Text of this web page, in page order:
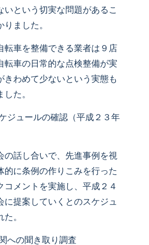
いという切実な問題があるこ
ました。
車を整備できる業者は９店
転車の日常的な点検整備が実
きわめて少ないという実態も
た。
ジュールの確認（平成２３年
話し合いで、先進事例を視
的に条例の作りこみを行った
コメントを実施し、平成２４
に提案していくとのスケジュ
。
への聞き取り調査